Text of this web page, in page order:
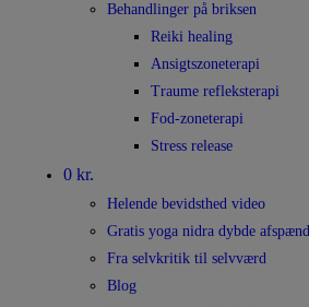
Behandlinger på briksen
Reiki healing
Ansigtszoneterapi
Traume refleksterapi
Fod-zoneterapi
Stress release
0 kr.
Helende bevidsthed video
Gratis yoga nidra dybde
Fra selvkritik til selvværd
Blog